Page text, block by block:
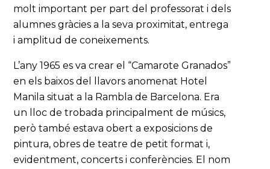
molt important per part del professorat i dels
alumnes gràcies a la seva proximitat, entrega
i amplitud de coneixements.
L’any 1965 es va crear el “Camarote Granados”
en els baixos del llavors anomenat Hotel
Manila situat a la Rambla de Barcelona. Era
un lloc de trobada principalment de músics,
però també estava obert a exposicions de
pintura, obres de teatre de petit format i,
evidentment, concerts i conferències. El nom